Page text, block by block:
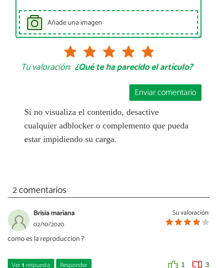
Añade una imagen
Tu valoración: ¿Qué te ha parecido el artículo?
Enviar comentario
Si no visualiza el contenido, desactive
cualquier adblocker o complemento que pueda
estar impidiendo su carga.
2 comentarios
Su valoración:
Brisia mariana
02/10/2020
como es la reproduccion ?
Ver1respuesta Responder 1 3